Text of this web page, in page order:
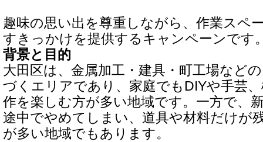
趣味の思い出を尊重しながら、作業スペ
すきっかけを提供するキャンペーンです
背景と目的
大田区は、金属加工・建具・町工場など
づくエリアであり、家庭でもDIYや手芸
作を楽しむ方が多い地域です。一方で、
途中でやめてしまい、道具や材料だけが
が多い地域でもあります。